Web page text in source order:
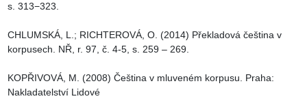
s. 313−323.
CHLUMSKÁ, L.; RICHTEROVÁ, O. (2014) Překladová čeština v
korpusech. NŘ, r. 97, č. 4-5, s. 259 – 269.
KOPŘIVOVÁ, M. (2008) Čeština v mluveném korpusu. Praha:
Nakladatelství Lidové